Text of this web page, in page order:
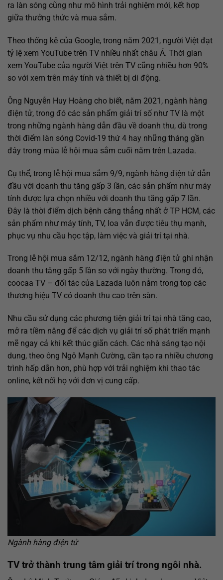
ra làn sóng cũng như mô hình trải nghiệm mới, kết hợp
giữa thưởng thức và mua sắm.
Theo thống kê của Google, trong năm 2021, người Việt đạt
tỷ lệ xem YouTube trên TV nhiều nhất châu Á. Thời gian
xem YouTube của người Việt trên TV cũng nhiều hơn 90%
so với xem trên máy tính và thiết bị di động.
Ông Nguyễn Huy Hoàng cho biết, năm 2021, ngành hàng
điện tử, trong đó các sản phẩm giải trí số như TV là một
trong những ngành hàng dẫn đầu về doanh thu, dù trong
thời điểm làn sóng Covid-19 thứ 4 hay những tháng gần
đây trong mùa lễ hội mua sắm cuối năm trên Lazada.
Cụ thể, trong lễ hội mua sắm 9/9, ngành hàng điện tử dẫn
đầu với doanh thu tăng gấp 3 lần, các sản phẩm như máy
tính được lựa chọn nhiều với doanh thu tăng gấp 7 lần.
Đây là thời điểm dịch bệnh căng thẳng nhất ở TP HCM, các
sản phẩm như máy tính, TV, loa vẫn được tiêu thụ mạnh,
phục vụ nhu cầu học tập, làm việc và giải trí tại nhà.
Trong lễ hội mua sắm 12/12, ngành hàng điện tử ghi nhận
doanh thu tăng gấp 5 lần so với ngày thường. Trong đó,
coocaa TV – đối tác của Lazada luôn nằm trong top các
thương hiệu TV có doanh thu cao trên sàn.
Nhu cầu sử dụng các phương tiện giải trí tại nhà tăng cao,
mở ra tiềm năng để các dịch vụ giải trí số phát triển mạnh
mẽ ngay cả khi kết thúc giãn cách. Các nhà sáng tạo nội
dung, theo ông Ngô Mạnh Cường, cần tạo ra nhiều chương
trình hấp dẫn hơn, phù hợp với trải nghiệm khi thao tác
online, kết nối họ với đơn vị cung cấp.
Ngành hàng điện tử
TV trở thành trung tâm giải trí trong ngôi nhà.